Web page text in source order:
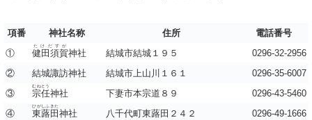
項番 神社名称 住所
電話番号
①
健田須賀
たけだすが
神社 結城市結城１９５
0296-32-2956
②
結城諏訪神社 結城市上山川１６１
0296-35-6007
③
宗任
むねとう
神社 下妻市本宗道８９
0296-43-5460
④
東蕗田
ひがしふきた
神社 八千代町東蕗田２４２
0296-49-1666